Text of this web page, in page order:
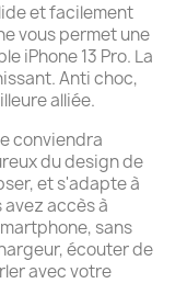
et facilement
vous permet une
iPhone 13 Pro. La
Anti choc,
alliée.
conviendra
du design de
et s'adapte à
avez accès à
sans
écouter de
avec votre